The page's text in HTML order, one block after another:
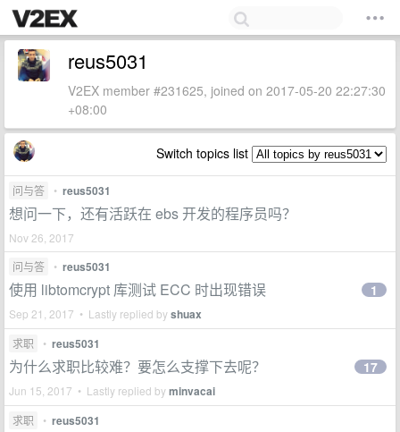
reus5031
V2EX member #231625, joined on 2017-05-20 22:27:30
+08:00
Switch topics list
问与答 • reus5031
想问一下，还有活跃在 ebs 开发的程序员吗？
Nov 26, 2017
问与答
• reus5031
使用 libtomcrypt 库测试 ECC 时出现错误
Sep 21, 2017 • Lastly replied byshuax
1
求职 • reus5031
为什么求职比较难？要怎么支撑下去呢？
Jun 15, 2017 • Lastly replied byminvacai
17
求职 • reus5031